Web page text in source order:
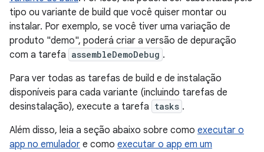
tipo ou variante de build que você quiser montar ou
instalar. Por exemplo, se você tiver uma variação de
produto "demo", poderá criar a versão de depuração
com a tarefa assembleDemoDebug .
Para ver todas as tarefas de build e de instalação
disponíveis para cada variante (incluindo tarefas de
desinstalação), execute a tarefa tasks .
Além disso, leia a seção abaixo sobre como executar o
app no emulador e como executar o app em um